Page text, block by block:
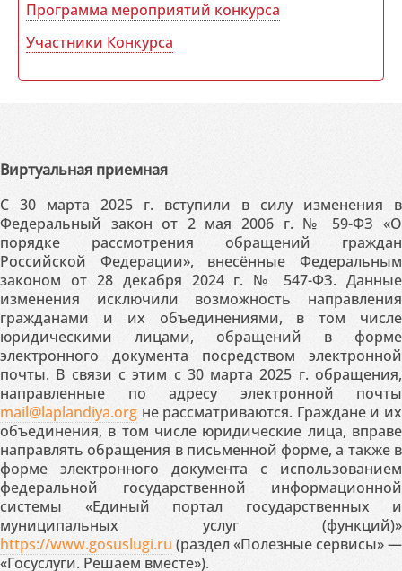
Программа мероприятий конкурса
Участники Конкурса
Виртуальная приемная
С 30 марта 2025 г. вступили в силу изменения в
Федеральный закон от 2 мая 2006 г. № 59-ФЗ «О
порядке рассмотрения обращений граждан
Российской Федерации», внесённые Федеральным
законом от 28 декабря 2024 г. № 547-ФЗ. Данные
изменения исключили возможность направления
гражданами и их объединениями, в том числе
юридическими лицами, обращений в форме
электронного документа посредством электронной
почты. В связи с этим с 30 марта 2025 г. обращения,
направленные по адресу электронной почты
mail@laplandiya.org не рассматриваются. Граждане и их
объединения, в том числе юридические лица, вправе
направлять обращения в письменной форме, а также в
форме электронного документа с использованием
федеральной государственной информационной
системы «Единый портал государственных и
муниципальных услуг (функций)»
https://www.gosuslugi.ru (раздел «Полезные сервисы» —
«Госуслуги. Решаем вместе»).